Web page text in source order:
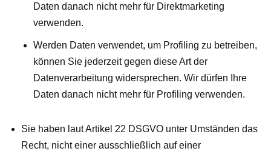
Daten danach nicht mehr für Direktmarketing
verwenden.
Werden Daten verwendet, um Profiling zu betreiben,
können Sie jederzeit gegen diese Art der
Datenverarbeitung widersprechen. Wir dürfen Ihre
Daten danach nicht mehr für Profiling verwenden.
Sie haben laut Artikel 22 DSGVO unter Umständen das
Recht, nicht einer ausschließlich auf einer